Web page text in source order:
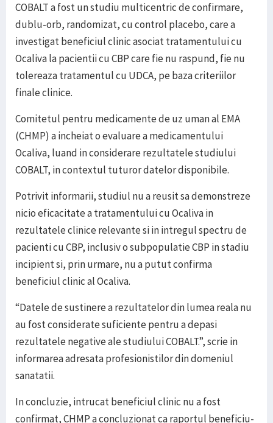
COBALT a fost un studiu multicentric de confirmare,
dublu-orb, randomizat, cu control placebo, care a
investigat beneficiul clinic asociat tratamentului cu
Ocaliva la pacientii cu CBP care fie nu raspund, fie nu
tolereaza tratamentul cu UDCA, pe baza criteriilor
finale clinice.
Comitetul pentru medicamente de uz uman al EMA
(CHMP) a incheiat o evaluare a medicamentului
Ocaliva, luand in considerare rezultatele studiului
COBALT, in contextul tuturor datelor disponibile.
Potrivit informarii, studiul nu a reusit sa demonstreze
nicio eficacitate a tratamentului cu Ocaliva in
rezultatele clinice relevante si in intregul spectru de
pacienti cu CBP, inclusiv o subpopulatie CBP in stadiu
incipient si, prin urmare, nu a putut confirma
beneficiul clinic al Ocaliva.
“Datele de sustinere a rezultatelor din lumea reala nu
au fost considerate suficiente pentru a depasi
rezultatele negative ale studiului COBALT.”, scrie in
informarea adresata profesionistilor din domeniul
sanatatii.
In concluzie, intrucat beneficiul clinic nu a fost
confirmat, CHMP a concluzionat ca raportul beneficiu-